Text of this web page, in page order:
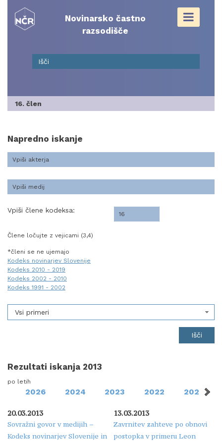
content
Novinarsko častno
razsodišče
16. člen
Napredno iskanje
Vpiši člene kodeksa:
Člene ločujte z vejicami (3,4)
*členi se ne ujemajo
Kodeks novinarjev Slovenije
Kodeks 2010 - 2019
Kodeks 2002 - 2010
Kodeks 1991 - 2002
Vsi primeri
Rezultati iskanja 2013
po letih
2026 2024 2023 2022 2021
20.03.2013
Sovražni govor v medijih –
Kodeks novinarjev Slovenije in
13.03.2013
Zavrnitev zahteve po obnovi
postopka v primeru Leon